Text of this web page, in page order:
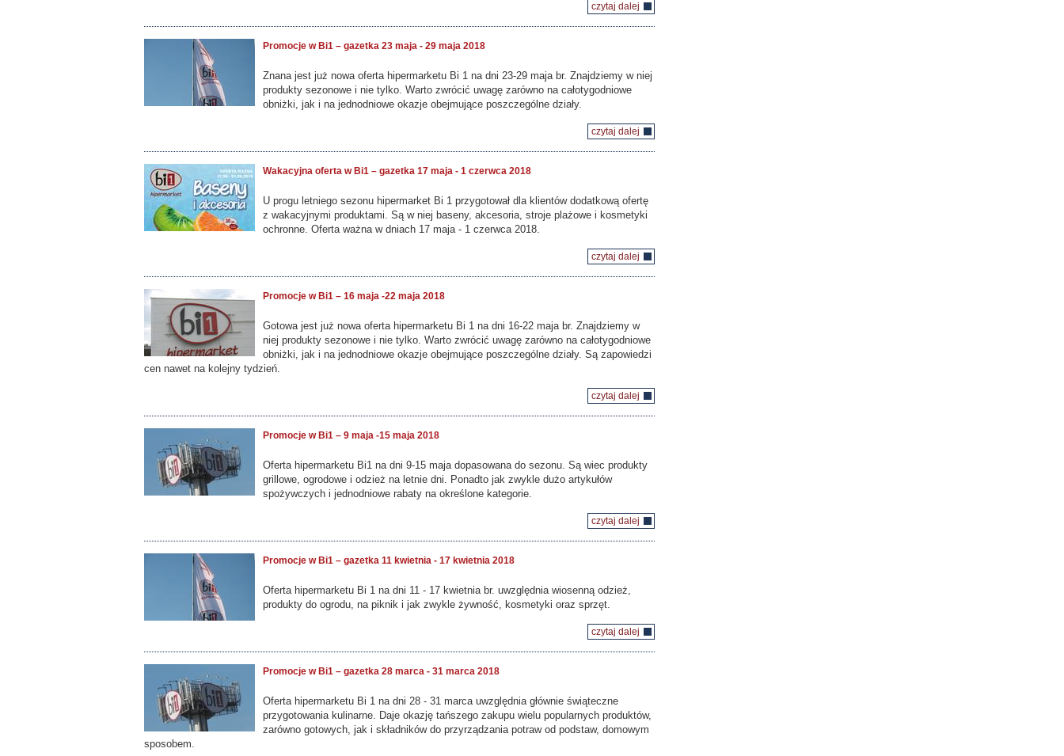
czytaj dalej
Promocje w Bi1 – gazetka 23 maja - 29 maja 2018
Znana jest już nowa oferta hipermarketu Bi 1 na dni 23-29 maja br. Znajdziemy w niej
produkty sezonowe i nie tylko. Warto zwrócić uwagę zarówno na całotygodniowe
obniżki, jak i na jednodniowe okazje obejmujące poszczególne działy.
czytaj dalej
Wakacyjna oferta w Bi1 – gazetka 17 maja - 1 czerwca 2018
U progu letniego sezonu hipermarket Bi 1 przygotował dla klientów dodatkową ofertę
z wakacyjnymi produktami. Są w niej baseny, akcesoria, stroje plażowe i kosmetyki
ochronne. Oferta ważna w dniach 17 maja - 1 czerwca 2018.
czytaj dalej
Promocje w Bi1 – 16 maja -22 maja 2018
Gotowa jest już nowa oferta hipermarketu Bi 1 na dni 16-22 maja br. Znajdziemy w
niej produkty sezonowe i nie tylko. Warto zwrócić uwagę zarówno na całotygodniowe
obniżki, jak i na jednodniowe okazje obejmujące poszczególne działy. Są zapowiedzi
cen nawet na kolejny tydzień.
czytaj dalej
Promocje w Bi1 – 9 maja -15 maja 2018
Oferta hipermarketu Bi1 na dni 9-15 maja dopasowana do sezonu. Są wiec produkty
grillowe, ogrodowe i odzież na letnie dni. Ponadto jak zwykle dużo artykułów
spożywczych i jednodniowe rabaty na określone kategorie.
czytaj dalej
Promocje w Bi1 – gazetka 11 kwietnia - 17 kwietnia 2018
Oferta hipermarketu Bi 1 na dni 11 - 17 kwietnia br. uwzględnia wiosenną odzież,
produkty do ogrodu, na piknik i jak zwykle żywność, kosmetyki oraz sprzęt.
czytaj dalej
Promocje w Bi1 – gazetka 28 marca - 31 marca 2018
Oferta hipermarketu Bi 1 na dni 28 - 31 marca uwzględnia głównie świąteczne
przygotowania kulinarne. Daje okazję tańszego zakupu wielu popularnych produktów,
zarówno gotowych, jak i składników do przyrządzania potraw od podstaw, domowym
sposobem.